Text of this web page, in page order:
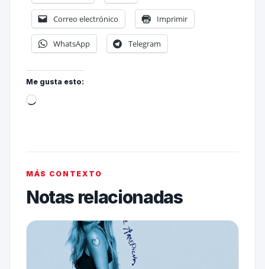
Correo electrónico Imprimir
WhatsApp Telegram
Me gusta esto:
MÁS CONTEXTO
Notas relacionadas